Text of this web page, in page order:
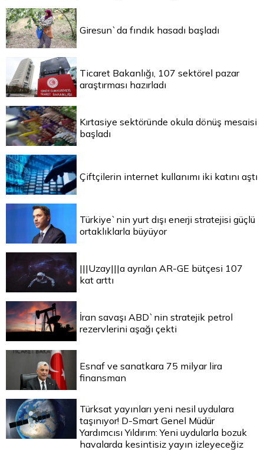
Giresun`da fındık hasadı başladı
Ticaret Bakanlığı, 107 sektörel pazar
araştırması hazırladı
Kırtasiye sektöründe okula dönüş mesaisi
başladı
Çiftçilerin internet kullanımı iki katını aştı
Türkiye`nin yurt dışı enerji stratejisi güçlü
ortaklıklarla büyüyor
|||Uzay|||a ayrılan AR-GE bütçesi 107
kat arttı
İran savaşı ABD`nin stratejik petrol
rezervlerini aşağı çekti
Esnaf ve sanatkara 75 milyar lira
finansman
Türksat yayınları yeni nesil uydulara
taşınıyor! D-Smart Genel Müdür
Yardımcısı Yıldırım: Yeni uydularla bozuk
havalarda kesintisiz yayın izleyeceğiz